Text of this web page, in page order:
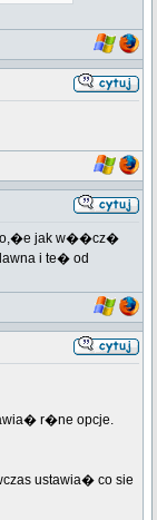
jak w��cz�
i te� od
r�ne opcje.
ustawia� co sie